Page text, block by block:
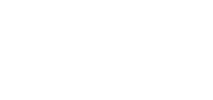
材を使用しています。